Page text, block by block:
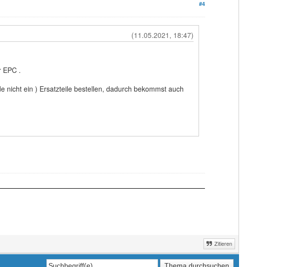
#4
(11.05.2021, 18:47)
EPC .
nicht ein ) Ersatzteile bestellen, dadurch bekommst auch
Zitieren